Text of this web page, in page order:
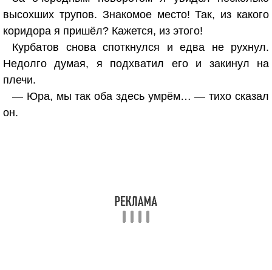
высохших трупов. Знакомое место! Так, из какого
коридора я пришёл? Кажется, из этого!
Курбатов снова споткнулся и едва не рухнул.
Недолго думая, я подхватил его и закинул на
плечи.
— Юра, мы так оба здесь умрём… — тихо сказал
он.